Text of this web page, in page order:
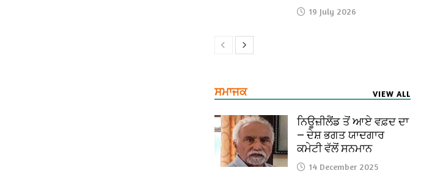
19 July 2026
ਸਮਾਜਕ VIEW ALL
ਨਿਊਜ਼ੀਲੈਂਡ ਤੋਂ ਆਏ ਵਫ਼ਦ ਦਾ
— ਦੇਸ਼ ਭਗਤ ਯਾਦਗਾਰ
ਕਮੇਟੀ ਵੱਲੋਂ ਸਨਮਾਨ
14 December 2025